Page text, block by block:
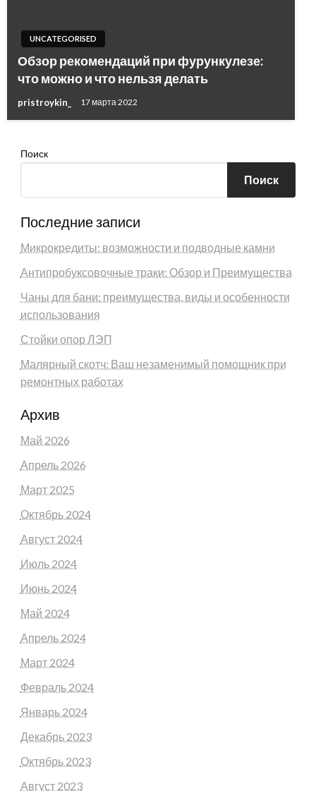
UNCATEGORISED
Обзор рекомендаций при фурункулезе:
что можно и что нельзя делать
pristroykin_ 17 марта 2022
Поиск
Поиск
Последние записи
Микрокредиты: возможности и подводные камни
Антипробуксовочные траки: Обзор и Преимущества
Чаны для бани: преимущества, виды и особенности
использования
Стойки опор ЛЭП
Малярный скотч: Ваш незаменимый помощник при
ремонтных работах
Архив
Май 2026
Апрель 2026
Март 2025
Октябрь 2024
Август 2024
Июль 2024
Июнь 2024
Май 2024
Апрель 2024
Март 2024
Февраль 2024
Январь 2024
Декабрь 2023
Октябрь 2023
Август 2023